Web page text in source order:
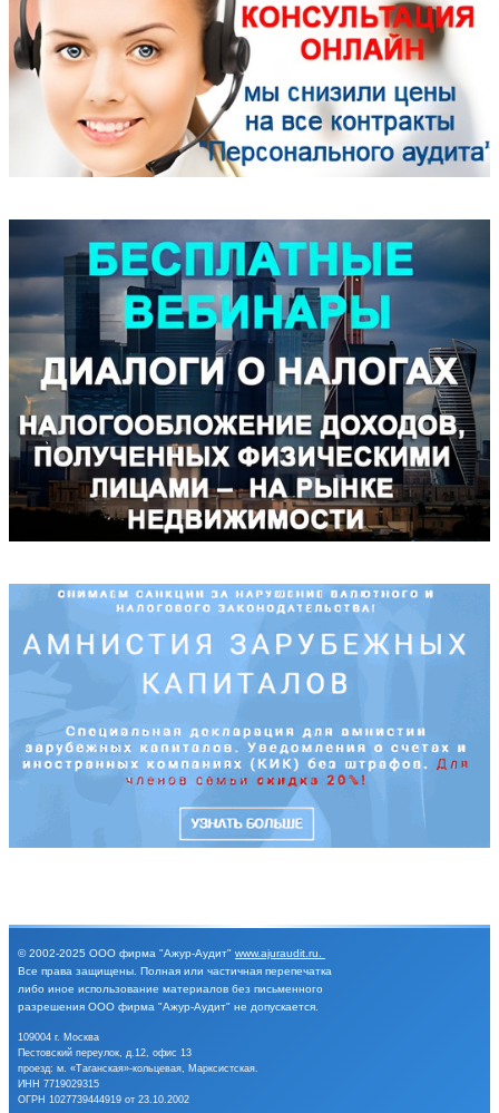
© 2002-2025 ООО фирма "Ажур-Аудит" www.ajuraudit.ru
Все права защищены. Полная или частичная перепечатка
либо иное использование материалов без письменного
разрешения ООО фирма "Ажур-Аудит" не допускается.
109004 г. Москва
Пестовский переулок, д.12, офис 13
проезд: м. «Таганская»-кольцевая, Марксистская.
ИНН 7719029315
ОГРН 1027739444919 от 23.10.2002